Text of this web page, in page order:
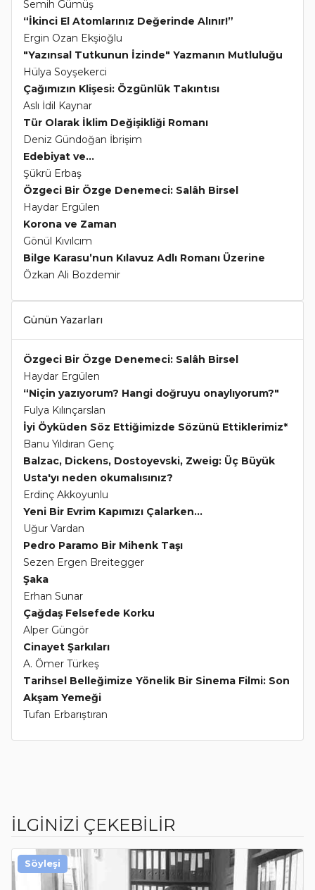
Semih Gümüş
“İkinci El Atomlarınız Değerinde Alınır!”
Ergin Ozan Ekşioğlu
"Yazınsal Tutkunun İzinde" Yazmanın Mutluluğu
Hülya Soyşekerci
Çağımızın Klişesi: Özgünlük Takıntısı
Aslı İdil Kaynar
Tür Olarak İklim Değişikliği Romanı
Deniz Gündoğan İbrişim
Edebiyat ve...
Şükrü Erbaş
Özgeci Bir Özge Denemeci: Salâh Birsel
Haydar Ergülen
Korona ve Zaman
Gönül Kıvılcım
Bilge Karasu’nun Kılavuz Adlı Romanı Üzerine
Özkan Ali Bozdemir
Günün Yazarları
Özgeci Bir Özge Denemeci: Salâh Birsel
Haydar Ergülen
“Niçin yazıyorum? Hangi doğruyu onaylıyorum?"
Fulya Kılınçarslan
İyi Öyküden Söz Ettiğimizde Sözünü Ettiklerimiz*
Banu Yıldıran Genç
Balzac, Dickens, Dostoyevski, Zweig: Üç Büyük
Usta'yı neden okumalısınız?
Erdinç Akkoyunlu
Yeni Bir Evrim Kapımızı Çalarken...
Uğur Vardan
Pedro Paramo Bir Mihenk Taşı
Sezen Ergen Breitegger
Şaka
Erhan Sunar
Çağdaş Felsefede Korku
Alper Güngör
Cinayet Şarkıları
A. Ömer Türkeş
Tarihsel Belleğimize Yönelik Bir Sinema Filmi: Son
Akşam Yemeği
Tufan Erbarıştıran
İLGİNİZİ ÇEKEBİLİR
Söyleşi